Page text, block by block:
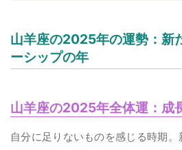
山羊座の2025年の運勢：新
ーシップの年
山羊座の2025年全体運：成
自分に足りないものを感じる時期